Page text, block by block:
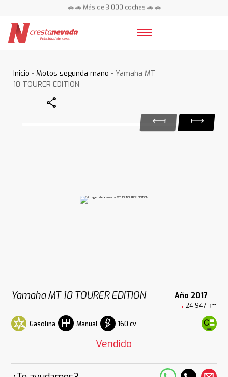
🚗 🚗 Más de 3.000 coches 🚗 🚗
Inicio -Motos segunda mano - Yamaha MT
10 TOURER EDITION
Share
Yamaha MT 10 TOURER EDITION Año 2017
24.947 km
Gasolina Manual 160 cv
Vendido